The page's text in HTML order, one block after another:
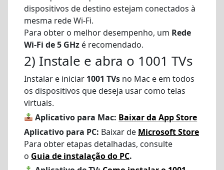
dispositivos de destino estejam conectados à
mesma rede Wi-Fi.
Para obter o melhor desempenho, um Rede
Wi-Fi de 5 GHz é recomendado.
2) Instale e abra o 1001 TVs
Instalar e iniciar 1001 TVs no Mac e em todos
os dispositivos que deseja usar como telas
virtuais.
Aplicativo para Mac: Baixar da App Store
Aplicativo para PC: Baixar de Microsoft Store
Para obter etapas detalhadas, consulte
o Guia de instalação do PC.